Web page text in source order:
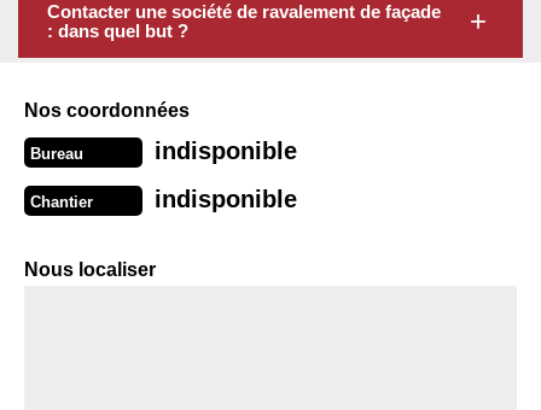
Contacter une société de ravalement de façade
: dans quel but ?
Nos coordonnées
Bureau indisponible
Chantier indisponible
Nous localiser